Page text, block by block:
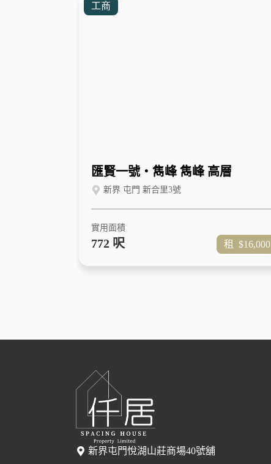
工商
匯賢一號‧雋峰 雋峰 高層
新界 屯門 新合里3號
實用面積
772 呎 租 $16,000
新界屯門悅湖山莊商場40號舖